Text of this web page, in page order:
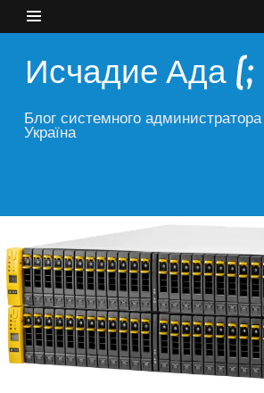
content
Исчадие Ада (;
Блог системного
Україна